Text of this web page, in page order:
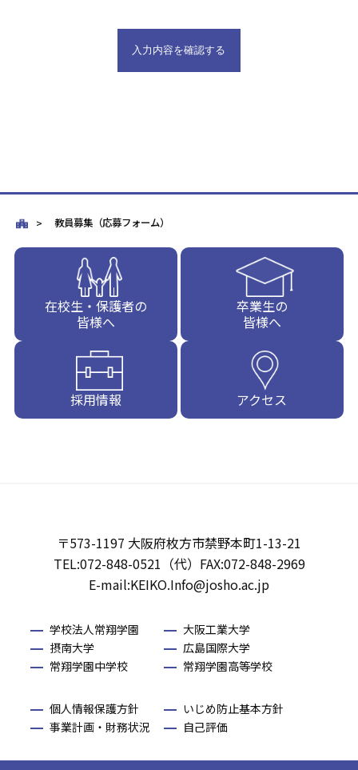
教員募集（応募フォーム）
在校生・保護者の
皆様へ
卒業生の
皆様へ
採用情報 アクセス
〒573-1197 大阪府枚方市禁野本町1-13-21
TEL:072-848-0521（代）FAX:072-848-2969
E-mail:KEIKO.Info@josho.ac.jp
学校法人常翔学園
大阪工業大学
摂南大学
広島国際大学
常翔学園中学校
常翔学園高等学校
個人情報保護方針
いじめ防止基本方針
事業計画・財務状況
自己評価